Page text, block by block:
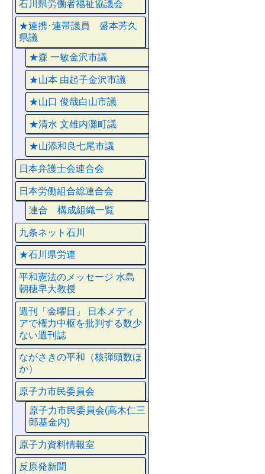
石川県労働者福祉協議会
★連携･連帯議員 盛本芳久
県議
★森 一敏金沢市議
★山本 由起子金沢市議
★山口 俊哉白山市議
★清水 文雄内灘町議
★山添和良七尾市議
日本弁護士会連合会
日本労働組合総連合会
連合 構成組織一覧
九条ネット石川
★石川県労連
平和憲法のメッセージ 水島
朝穂早大教授
週刊「金曜日」 日本メディ
アで権力中枢を批判する数少
ない週刊誌
ながさきの平和（核弾頭数ほ
か）
原子力市民委員会
原子力市民委員会(高木仁三
郎基金内)
原子力資料情報室
反原発新聞